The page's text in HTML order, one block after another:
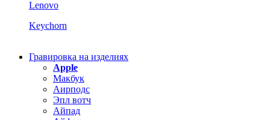
Lenovo
Keychorn
Гравировка на изделиях
Apple
Макбук
Аирподс
Эпл вотч
Айпад